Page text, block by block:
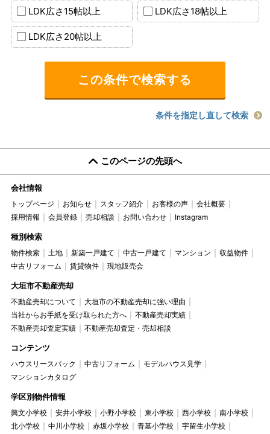
LDK広さ15帖以上 LDK広さ18帖以上
LDK広さ20帖以上
条件を指定し直して検索
このページの先頭へ
会社情報
トップページ お知らせ スタッフ紹介 お客様の声
会社概要
採用情報
会員登録 売却相談 お問い合わせ Instagram
種別検索
物件検索 土地 新築一戸建て 中古一戸建て マンション
収益物件
中古リフォーム
賃貸物件 現地販売会
大垣市不動産売却
不動産売却について
大垣市の不動産売却に強い理由
当社からお手紙を受け取られた方へ
不動産売却実績
不動産売却査定実績
不動産売却査定・売却相談
コンテンツ
ハウスリースバック 中古リフォーム
モデルハウス見学
マンションカタログ
学区別物件情報
興文小学校 安井小学校 小野小学校 東小学校 西小学校
南小学校
北小学校
中川小学校 赤坂小学校 青墓小学校
宇留生小学校